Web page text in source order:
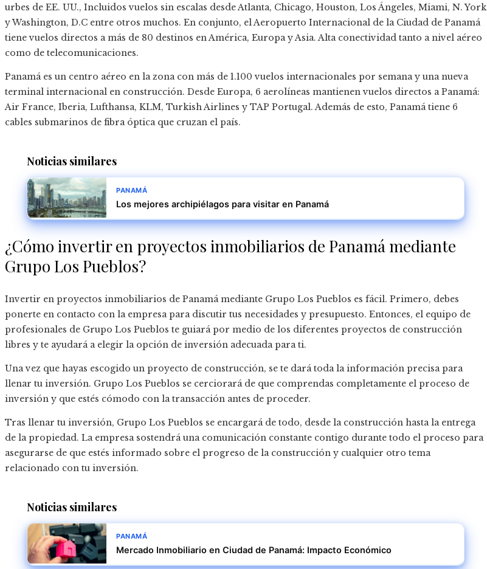
urbes de EE. UU., Incluidos vuelos sin escalas desde Atlanta, Chicago, Houston, Los Ángeles, Miami, N. York
y Washington, D.C entre otros muchos. En conjunto, el Aeropuerto Internacional de la Ciudad de Panamá
tiene vuelos directos a más de 80 destinos en América, Europa y Asia. Alta conectividad tanto a nivel aéreo
como de telecomunicaciones.
Panamá es un centro aéreo en la zona con más de 1.100 vuelos internacionales por semana y una nueva
terminal internacional en construcción. Desde Europa, 6 aerolíneas mantienen vuelos directos a Panamá:
Air France, Iberia, Lufthansa, KLM, Turkish Airlines y TAP Portugal. Además de esto, Panamá tiene 6
cables submarinos de fibra óptica que cruzan el país.
Noticias similares
PANAMÁ
Los mejores archipiélagos para visitar en Panamá
¿Cómo invertir en proyectos inmobiliarios de Panamá mediante
Grupo Los Pueblos?
Invertir en proyectos inmobiliarios de Panamá mediante Grupo Los Pueblos es fácil. Primero, debes
ponerte en contacto con la empresa para discutir tus necesidades y presupuesto. Entonces, el equipo de
profesionales de Grupo Los Pueblos te guiará por medio de los diferentes proyectos de construcción
libres y te ayudará a elegir la opción de inversión adecuada para ti.
Una vez que hayas escogido un proyecto de construcción, se te dará toda la información precisa para
llenar tu inversión. Grupo Los Pueblos se cerciorará de que comprendas completamente el proceso de
inversión y que estés cómodo con la transacción antes de proceder.
Tras llenar tu inversión, Grupo Los Pueblos se encargará de todo, desde la construcción hasta la entrega
de la propiedad. La empresa sostendrá una comunicación constante contigo durante todo el proceso para
asegurarse de que estés informado sobre el progreso de la construcción y cualquier otro tema
relacionado con tu inversión.
Noticias similares
PANAMÁ
Mercado Inmobiliario en Ciudad de Panamá: Impacto Económico